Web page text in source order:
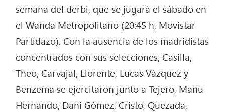
semana del derbi, que se jugará el sábado en
el Wanda Metropolitano (20:45 h, Movistar
Partidazo). Con la ausencia de los madridistas
concentrados con sus selecciones, Casilla,
Theo, Carvajal, Llorente, Lucas Vázquez y
Benzema se ejercitaron junto a Tejero, Manu
Hernando, Dani Gómez, Cristo, Quezada,